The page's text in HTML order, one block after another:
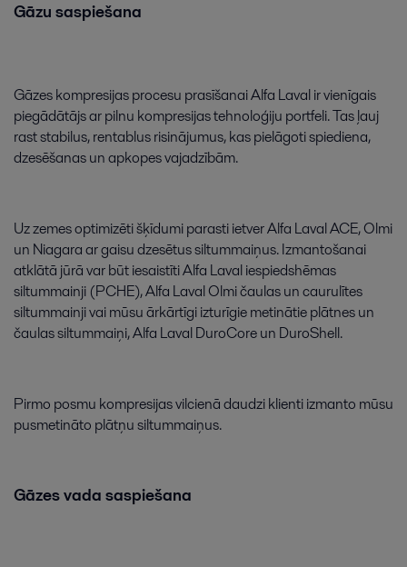
Gāzu saspiešana
Gāzeskompresijasprocesu prasīšanaiAlfa Lavalirvienīgais
piegādātājsarpilnu kompresijastehnoloģiju portfeli.Tasļauj
raststabilus,rentablusrisinājumus,kaspielāgotispiediena,
dzesēšanasunapkopesvajadzībām.
UzzemesoptimizētišķīdumiparastiietverAlfa LavalACE,Olmi
un Niagaraargaisudzesētussiltummaiņus.Izmantošanai
atklātā jūrāvarbūtiesaistītiAlfa Lavaliespiedshēmas
siltummainji (PCHE),Alfa LavalOlmičaulasuncaurulītes
siltummainjivaimūsuārkārtīgiizturīgiemetinātieplātnesun
čaulassiltummaiņi,Alfa LavalDuroCoreun DuroShell.
Pirmo posmu kompresijasvilcienādaudziklientiizmanto mūsu
pusmetināto plātņusiltummaiņus.
Gāzesvada saspiešana